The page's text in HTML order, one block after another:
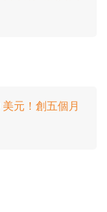
元！創五個月